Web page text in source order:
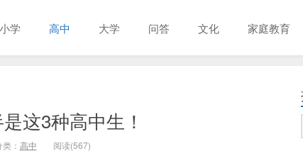
学 高中 大学 问答 文化 家庭教育
这3种高中生！
： 高中 阅读(567)